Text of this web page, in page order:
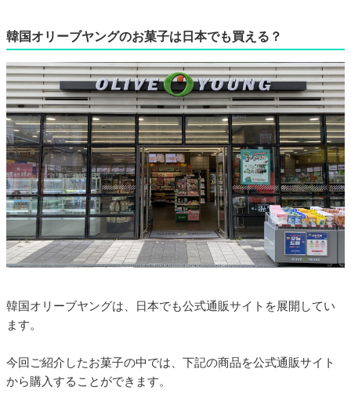
韓国オリーブヤングのお菓子は日本でも買える？
韓国オリーブヤングは、日本でも公式通販サイトを展開してい
ます。
今回ご紹介したお菓子の中では、下記の商品を公式通販サイト
から購入することができます。